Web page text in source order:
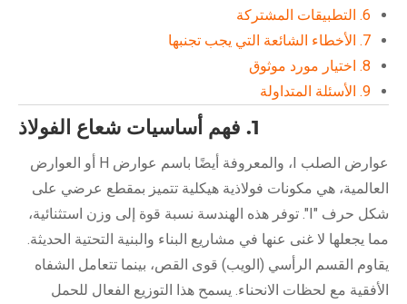
6. التطبيقات المشتركة
7. الأخطاء الشائعة التي يجب تجنبها
8. اختيار مورد موثوق
9. الأسئلة المتداولة
1. فهم أساسيات شعاع الفولاذ
عوارض الصلب I، والمعروفة أيضًا باسم عوارض H أو العوارض
العالمية، هي مكونات فولاذية هيكلية تتميز بمقطع عرضي على
شكل حرف "I". توفر هذه الهندسة نسبة قوة إلى وزن استثنائية،
مما يجعلها لا غنى عنها في مشاريع البناء والبنية التحتية الحديثة.
يقاوم القسم الرأسي (الويب) قوى القص، بينما تتعامل الشفاه
الأفقية مع لحظات الانحناء. يسمح هذا التوزيع الفعال للحمل